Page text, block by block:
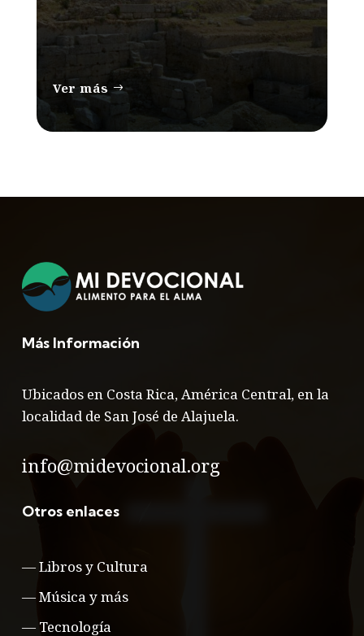
Ver más
Más Información
Ubicados en Costa Rica, América Central, en la
localidad de San José de Alajuela.
info@midevocional.org
Otros enlaces
—Libros y Cultura
—Música y más
— Tecnología